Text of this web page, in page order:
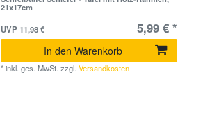
21x17cm
UVP 11,98 €
5,99 € *
In den Warenkorb
*inkl. ges. MwSt. zzgl.Versandkosten